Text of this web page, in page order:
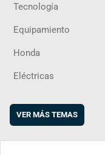
Tecnología
Equipamiento
Honda
Eléctricas
VER MÁS TEMAS